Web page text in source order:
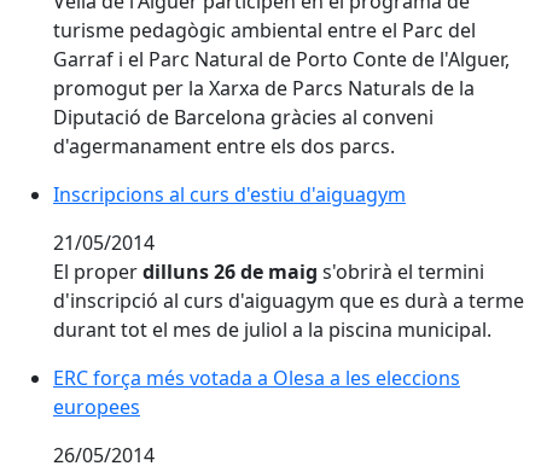
turisme pedagògic ambiental entre el Parc del
Garraf i el Parc Natural de Porto Conte de l'Alguer,
promogut per la Xarxa de Parcs Naturals de la
Diputació de Barcelona gràcies al conveni
d'agermanament entre els dos parcs.
Inscripcions al curs d'estiu d'aiguagym
21/05/2014
El properdilluns 26 de maig s'obrirà el termini
d'inscripció al curs d'aiguagym que es durà a terme
durant tot el mes de juliol a la piscina municipal.
ERC força més votada a Olesa a les eleccions
europees
26/05/2014